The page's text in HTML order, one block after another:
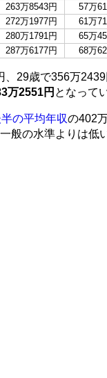
263万8543円 57万
272万1977円 61万
280万1791円 65万
287万6177円 68万
29歳で356万2439
万2551円 となって
の平均年収の402
般の水準よりは低